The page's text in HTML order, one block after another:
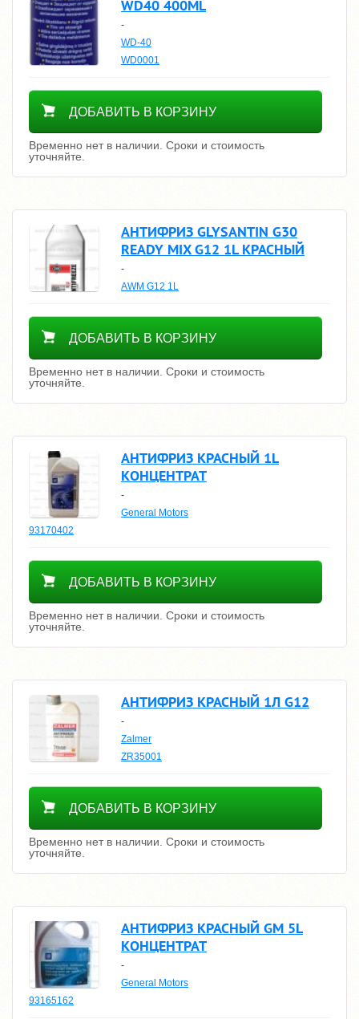
WD40 400ML
-
WD-40
WD0001
Уточнить цену
ДОБАВИТЬ В КОРЗИНУ
Временно нет в наличии. Сроки и стоимость
уточняйте.
АНТИФРИЗ GLYSANTIN G30
READY MIX G12 1L КРАСНЫЙ
-
AWM G12 1L
Уточнить цену
ДОБАВИТЬ В КОРЗИНУ
Временно нет в наличии. Сроки и стоимость
уточняйте.
АНТИФРИЗ КРАСНЫЙ 1L
КОНЦЕНТРАТ
-
General Motors
93170402
Уточнить цену
ДОБАВИТЬ В КОРЗИНУ
Временно нет в наличии. Сроки и стоимость
уточняйте.
АНТИФРИЗ КРАСНЫЙ 1Л G12
-
Zalmer
ZR35001
Уточнить цену
ДОБАВИТЬ В КОРЗИНУ
Временно нет в наличии. Сроки и стоимость
уточняйте.
АНТИФРИЗ КРАСНЫЙ GM 5L
КОНЦЕНТРАТ
-
General Motors
93165162